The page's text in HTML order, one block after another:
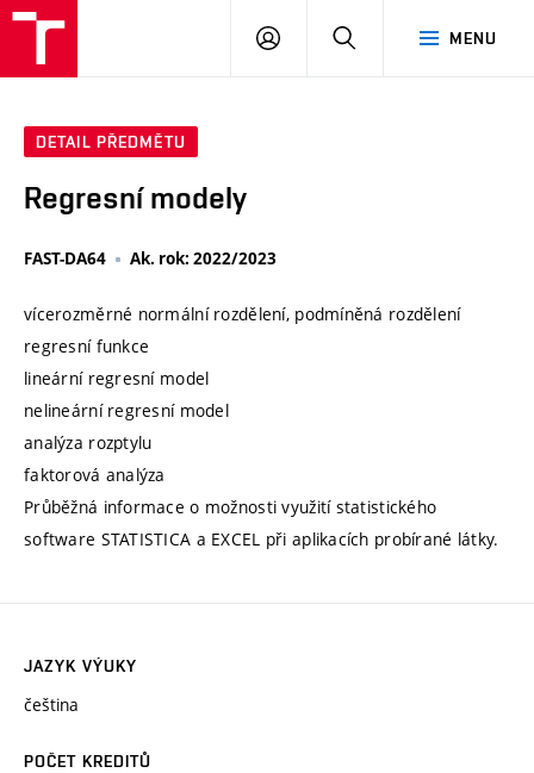
MENU
PŘIHLÁSIT
DETAIL PŘEDMĚTU
Regresní modely
FAST-DA64 Ak. rok: 2022/2023
vícerozměrné normální rozdělení, podmíněná rozdělení
regresní funkce
lineární regresní model
nelineární regresní model
analýza rozptylu
faktorová analýza
Průběžná informace o možnosti využití statistického
software STATISTICA a EXCEL při aplikacích probírané látky.
JAZYK VÝUKY
čeština
POČET KREDITŮ